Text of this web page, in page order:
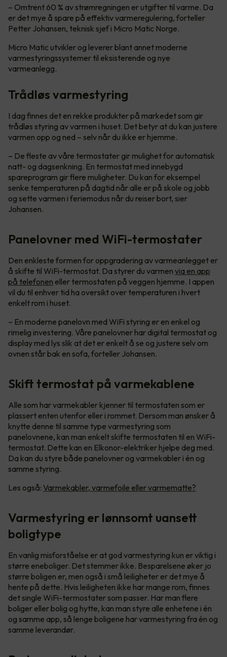
– Omtrent 60 % av strømregningen er utgifter til varme. Da
er det mye å spare på effektiv varmeregulering, forteller
Petter Johansen, teknisk sjef i Micro Matic Norge.
Micro Matic utvikler og leverer blant annet moderne
varmestyringssystemer til eksisterende og nye
varmeanlegg.
Trådløs varmestyring
I dag finnes det en rekke produkter på markedet som gir
trådløs styring av varmen i huset. Det betyr at du kan justere
varmen opp og ned – selv når du ikke er hjemme.
– De fleste av våre termostater gir mulighet for automatisk
natt- og dagsenkning. En termostat med innebygd
spareprogram gir flere muligheter. Du kan for eksempel
senke temperaturen på dagtid når alle er på skole og jobb
og sette varmen i feriemodus når du reiser bort, sier
Johansen.
Panelovner med WiFi-termostater
Den enkleste formen for oppgradering av varmeanlegget er
å skifte til WiFi-termostat. Da styrer du varmen via en app
på telefonen eller termostaten på veggen hjemme. I appen
vil du til enhver tid ha oversikt over temperaturen i hvert
enkelt rom i huset.
– En moderne panelovn med WiFi styring er en enkel og
rimelig investering. Våre panelovner har digital termostat og
display med lys slik at det er enkelt å se og justere selv om
ovnen står bak en sofa, forteller Johansen.
Skift termostat på varmekablene
Alle som har varmekabler kjenner til termostaten som er
plassert enten utenfor eller i rommet. Dersom man ønsker å
knytte denne til samme type varmestyring som
panelovnene, kan man enkelt skifte termostaten til en WiFi-
termostat. Dette kan en Elkonor-elektriker hjelpe deg med.
Da kan du styre både panelovner og varmekabler i én og
samme styring.
Les også: Varmekabler, varmefoile eller varmematte?
Varmestyring er lønnsomt uansett
boligtype
En vanlig misforståelse er at god varmestyring kun er viktig i
større eneboliger. Det stemmer ikke. Besparelsene øker jo
større boligen er, men også i små leiligheter er det mye å
hente på dette. Hvis leiligheten ikke har mange rom, finnes
det single WiFi-termostater som passer. Har man flere
boliger eller bolig og hytte, kan man styre alle enhetene i én
og samme app, så lenge boligene har varmestyring fra én og
samme leverandør.